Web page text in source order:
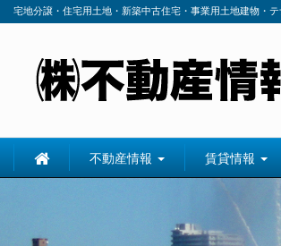
宅地分譲・住宅用土地・新築中古住宅・事業用土地建物・
不動産情報 賃貸情報